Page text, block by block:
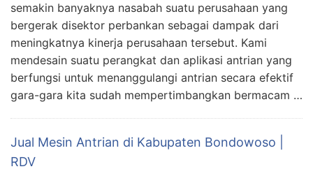
semakin banyaknya nasabah suatu perusahaan yang
bergerak disektor perbankan sebagai dampak dari
meningkatnya kinerja perusahaan tersebut. Kami
mendesain suatu perangkat dan aplikasi antrian yang
berfungsi untuk menanggulangi antrian secara efektif
gara-gara kita sudah mempertimbangkan bermacam …
Jual Mesin Antrian di Kabupaten Bondowoso |
RDV